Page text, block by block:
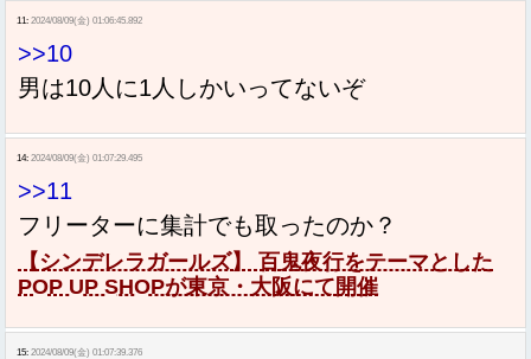
11: 2024/08/09(金) 01:06:45.892
>>10
男は10人に1人しかいってないぞ
14: 2024/08/09(金) 01:07:29.495
>>11
フリーターに集計でも取ったのか？
【シンデレラガールズ】 百鬼夜行をテーマとした
POP UP SHOPが東京・大阪にて開催
15: 2024/08/09(金) 01:07:39.376